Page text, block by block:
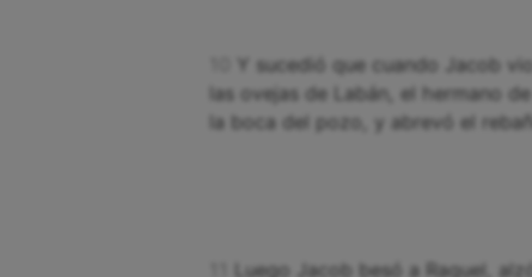
Y sucedió que cuando Jacob
las ovejas de Labán, el hermano
la boca del pozo, y abrevó el
Luego Jacob besó a Raquel,